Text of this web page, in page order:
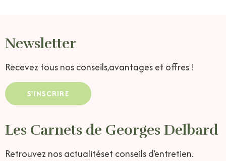
Newsletter
Recevez tous nos conseils,avantages et offres !
S'INSCRIRE
Les Carnets de Georges Delbard
Retrouvez nos actualitéset conseils d’entretien.